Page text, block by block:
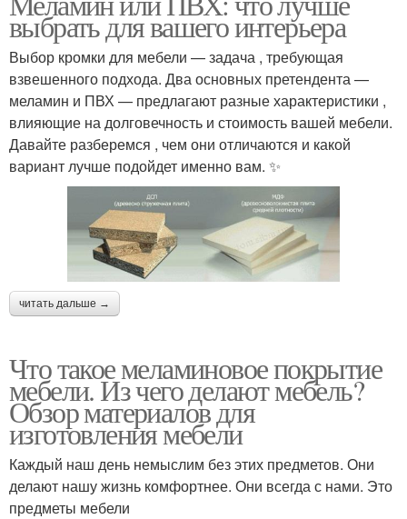
выбрать для вашего интерьера
Выбор кромки для мебели — задача , требующая
взвешенного подхода. Два основных претендента —
меламин и ПВХ — предлагают разные характеристики ,
влияющие на долговечность и стоимость вашей мебели.
Давайте разберемся , чем они отличаются и какой
вариант лучше подойдет именно вам. ✨
читать дальше →
Что такое меламиновое покрытие
мебели. Из чего делают мебель?
Обзор материалов для
изготовления мебели
Каждый наш день немыслим без этих предметов. Они
делают нашу жизнь комфортнее. Они всегда с нами. Это
предметы мебели